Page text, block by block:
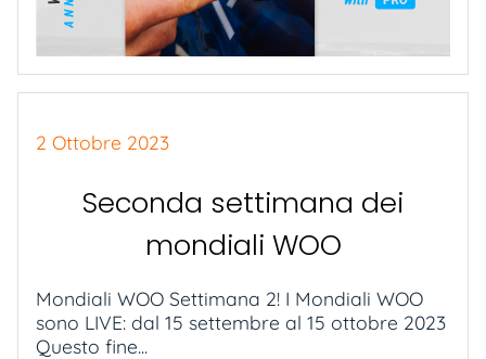
2 Ottobre 2023
Seconda settimana dei
mondiali WOO
Mondiali WOO Settimana 2! I Mondiali WOO
sono LIVE: dal 15 settembre al 15 ottobre 2023
Questo fine...